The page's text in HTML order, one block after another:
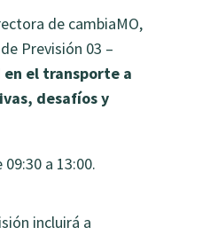
de cambiaMO,
Previsión 03 –
el transporte a
desafíos y
a 13:00.
incluirá a